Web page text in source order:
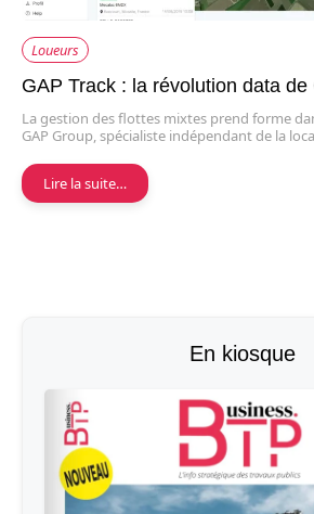
Loueurs
GAP Track : la révolution data
La gestion des flottes mixtes prend forme
GAP Group, spécialiste indépendant de la
Lire la suite…
En kiosque